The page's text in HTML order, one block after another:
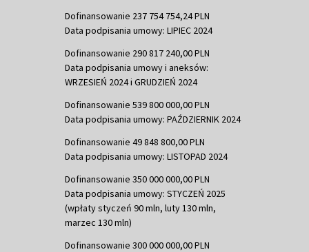
Dofinansowanie 237 754 754,24 PLN
Data podpisania umowy: LIPIEC 2024
Dofinansowanie 290 817 240,00 PLN
Data podpisania umowy i aneksów:
WRZESIEŃ 2024 i GRUDZIEŃ 2024
Dofinansowanie 539 800 000,00 PLN
Data podpisania umowy: PAŹDZIERNIK 2024
Dofinansowanie 49 848 800,00 PLN
Data podpisania umowy: LISTOPAD 2024
Dofinansowanie 350 000 000,00 PLN
Data podpisania umowy: STYCZEŃ 2025
(wpłaty styczeń 90 mln, luty 130 mln,
marzec 130 mln)
Dofinansowanie 300 000 000,00 PLN